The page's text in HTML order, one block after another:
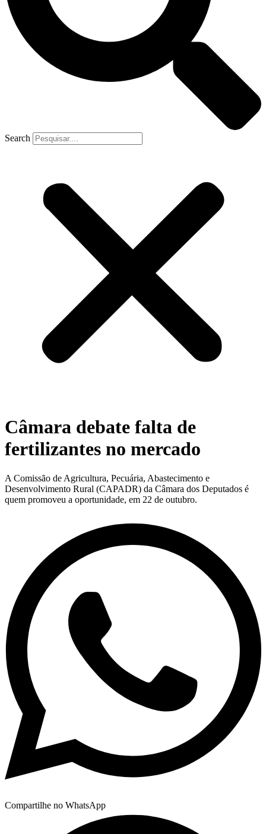
Search
Câmara debate falta de
fertilizantes no mercado
A Comissão de Agricultura, Pecuária, Abastecimento e
Desenvolvimento Rural (CAPADR) da Câmara dos Deputados é
quem promoveu a oportunidade, em 22 de outubro.
Compartilhe no WhatsApp